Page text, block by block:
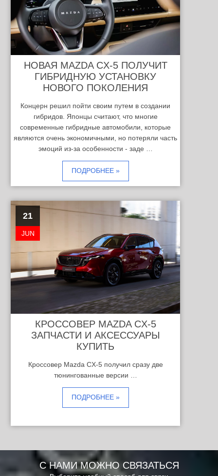
НОВАЯ MAZDA CX-5 ПОЛУЧИТ
ГИБРИДНУЮ УСТАНОВКУ
НОВОГО ПОКОЛЕНИЯ
Концерн решил пойти своим путем в создании
гибридов. Японцы считают, что многие
современные гибридные автомобили, которые
являются очень экономичными, но потеряли часть
эмоций из-за особенности - заде …
ПОДРОБНЕЕ »
21
JUN
КРОССОВЕР MAZDA CX-5
ЗАПЧАСТИ И АКСЕССУАРЫ
КУПИТЬ
Кроссовер Mazda CX-5 получил сразу две
тюнингованные версии …
ПОДРОБНЕЕ »
С НАМИ МОЖНО СВЯЗАТЬСЯ